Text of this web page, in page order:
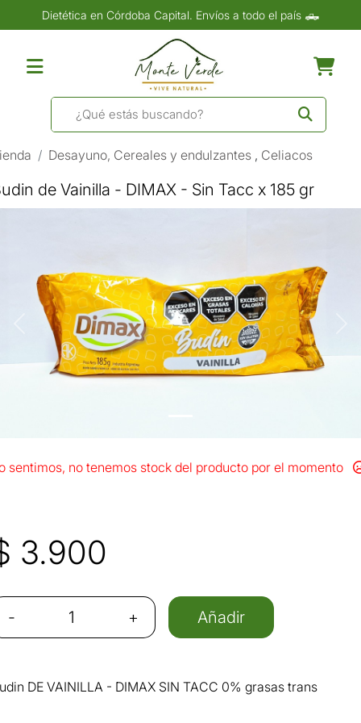
Dietética en Córdoba Capital. Envíos a todo el país 🛻
Desayuno, Cereales y endulzantes , Celiacos
de Vainilla - DIMAX - Sin Tacc x 185 gr
Previous
sentimos, no tenemos stock del producto por el momento
3.900
- + Añadir
DE VAINILLA - DIMAX SIN TACC 0% grasas trans